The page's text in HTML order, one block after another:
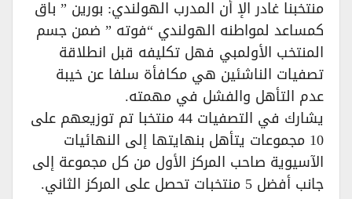
منتخبنا غادر الإ أن المدرب الهولندي: بورين ” باق
كمساعد لمواطنه الهولندي “فوته ” ضمن جسم
المنتخب الأولمبي فهل تكليفه قبل انطلاقة
تصفيات الناشئين هي مكافأة سلفا عن خيبة
عدم التأهل والفشل في مهمته.
يشارك في التصفيات 44 منتخبا تم توزيعهم على
10 مجموعات يتأهل بنهايتها إلى النهائيات
الآسيوية صاحب المركز الأول من كل مجموعة إلى
جانب أفضل 5 منتخبات تحصل على المركز الثاني.